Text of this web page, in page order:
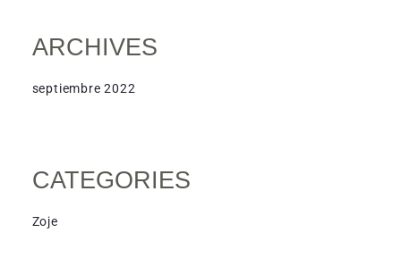
ARCHIVES
septiembre 2022
CATEGORIES
Zoje